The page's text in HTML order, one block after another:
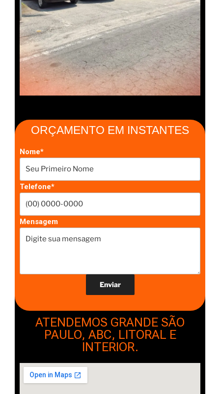
ORÇAMENTO EM INSTANTES
Nome*
Telefone*
Mensagem
ATENDEMOS GRANDE SÃO
PAULO, ABC, LITORAL E
INTERIOR.